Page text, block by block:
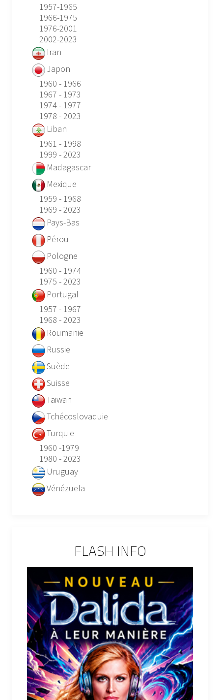
1957-1965
1966-1975
1976-2001
2002-2023
Iran
Japon
1960 - 1966
1967 - 1973
1974 - 1977
1978 - 2023
Liban
1961 - 1998
1999 - 2023
Madagascar
Mexique
1959 - 1968
1969 - 2023
Pays-Bas
Pérou
Pologne
1960 - 1974
1975 - 2023
Portugal
1957 - 1967
1968 - 2023
Roumanie
Russie
Suède
Suisse
Taiwan
Tchécoslovaquie
Turquie
1960 -1979
1980 - 2023
Uruguay
Vénézuela
FLASH INFO